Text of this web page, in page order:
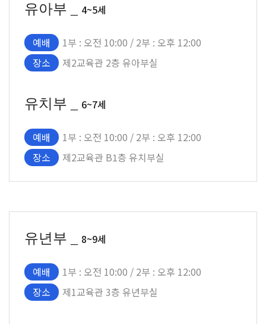
유아부 _ 4~5세
예배
1부 : 오전 10:00 / 2부 : 오후 12:00
장소
제2교육관 2층 유아부실
유치부 _ 6~7세
예배
1부 : 오전 10:00 / 2부 : 오후 12:00
장소
제2교육관 B1층 유치부실
유년부 _ 8~9세
예배
1부 : 오전 10:00 / 2부 : 오후 12:00
장소
제1교육관 3층 유년부실